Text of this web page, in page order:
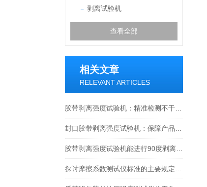
剥离试验机
查看全部
相关文章
RELEVANT ARTICLES